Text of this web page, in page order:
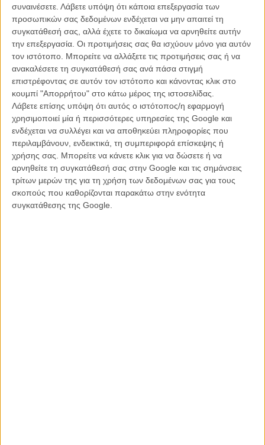
συναινέσετε. Λάβετε υπόψη ότι κάποια επεξεργασία των
προσωπικών σας δεδομένων ενδέχεται να μην απαιτεί τη
συγκατάθεσή σας, αλλά έχετε το δικαίωμα να αρνηθείτε αυτήν
την επεξεργασία. Οι προτιμήσεις σας θα ισχύουν μόνο για αυτόν
τον ιστότοπο. Μπορείτε να αλλάξετε τις προτιμήσεις σας ή να
ανακαλέσετε τη συγκατάθεσή σας ανά πάσα στιγμή
επιστρέφοντας σε αυτόν τον ιστότοπο και κάνοντας κλικ στο
κουμπί "Απορρήτου" στο κάτω μέρος της ιστοσελίδας.
Λάβετε επίσης υπόψη ότι αυτός ο ιστότοπος/η εφαρμογή
χρησιμοποιεί μία ή περισσότερες υπηρεσίες της Google και
ενδέχεται να συλλέγει και να αποθηκεύει πληροφορίες που
περιλαμβάνουν, ενδεικτικά, τη συμπεριφορά επίσκεψης ή
χρήσης σας. Μπορείτε να κάνετε κλικ για να δώσετε ή να
αρνηθείτε τη συγκατάθεσή σας στην Google και τις σημάνσεις
τρίτων μερών της για τη χρήση των δεδομένων σας για τους
σκοπούς που καθορίζονται παρακάτω στην ενότητα
συγκατάθεσης της Google.
Εκεί, ο 12χρονος Τζόνας που θα υποδυθεί οΜπρέντον Θουέιτς
(που γρηγορότερα θα δούμε στο «Maleficent»), είναι ο επίλεκτος
«Παραλήπτης Μνήμης», στον οποίο ο Δότης (τον Giver του τίτλου
υποδύεται ο Τζεφ Μπρίτζες) μεταβιβάζει τη γνώση του
προβληματικού αλλά ελεύθερου παρελθόντος της ανθρωπότητας.
Τη μητέρα του Τζόνας θα ενσαρκώσει η Κέιτι Χολμς, ενώ η Μέριλ
Στριπ προβλέπεται απολαυστική στο ρόλο της σαρδόνιας κι
εκδικητικής Γηραιάς Αρχηγού. Η Τέιλορ Σουιφτ θα υποδυθεί τη
Ρόζμαρι, μια από τις παλαιότερες μαθητευόμενες του Τζεφ
Μπρίτζες. Το «The Giver» θα σκηνοθετήσει ο Φίλιπ Νόις, θέλοντας
ίσως να αντιπαρέλθει την αποτυχία του «Salt» με την Αντζελίνα
Τζολί. Το καστ συμπληρώνουν ο Αλεξάντερ Σκάρσγκαρντ, η
Ρας του «Η Παράξενη Ζωή του Τίμοθι Γκριν»και ο Κάμερον
Μόναχαν του τηλεοπτικού «Shameless». Η ταινία θα γυριστεί αυτό
το φθινόπωρο στην Κέιπ Τάουν, με σκοπό να είναι έτοιμη για τις
αίθουσες τον Δεκαπενταύγουστο του 2014.